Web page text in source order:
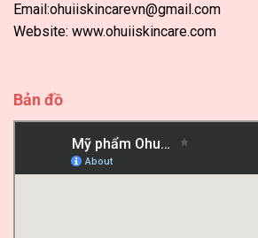
Email:ohuiiskincarevn@gmail.com
Website: www.ohuiiskincare.com
Bản đồ